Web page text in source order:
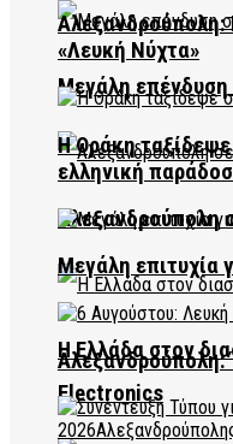
Μεγάλη επένδυση
Αλεξανδρούπολη
Η Ελλάδα στον
Electronics
Αλεξανδρούπολη:
«Λευκή Νύχτα»
Η Θράκη
ελληνική
Μεγάλη επιτυχία
Αλεξανδρούπολη: